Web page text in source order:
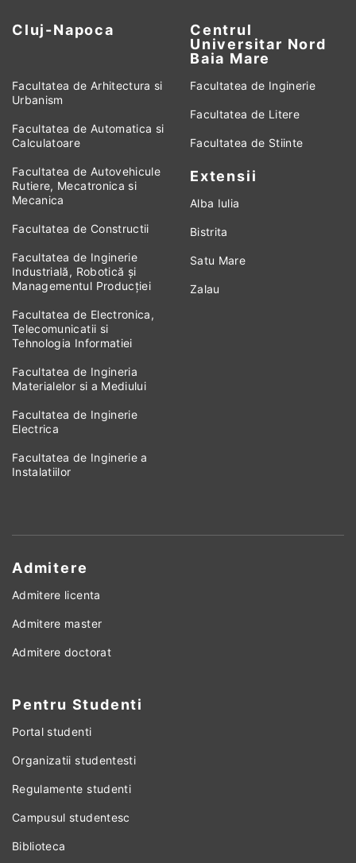
Cluj-Napoca
Centrul
Universitar Nord
Baia Mare
Facultatea de Arhitectura si
Urbanism
Facultatea de Automatica si
Calculatoare
Facultatea de Autovehicule
Rutiere, Mecatronica si
Mecanica
Facultatea de Constructii
Facultatea de Inginerie
Industrială, Robotică și
Managementul Producției
Facultatea de Electronica,
Telecomunicatii si
Tehnologia Informatiei
Facultatea de Ingineria
Materialelor si a Mediului
Facultatea de Inginerie
Electrica
Facultatea de Inginerie a
Instalatiilor
Facultatea de Inginerie
Facultatea de Litere
Facultatea de Stiinte
Extensii
Alba Iulia
Bistrita
Satu Mare
Zalau
Admitere
Admitere licenta
Admitere master
Admitere doctorat
Pentru Studenti
Portal studenti
Organizatii studentesti
Regulamente studenti
Campusul studentesc
Biblioteca